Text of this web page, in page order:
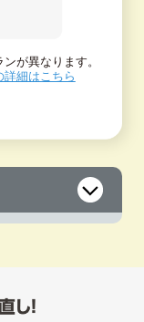
が異なります。
細はこちら